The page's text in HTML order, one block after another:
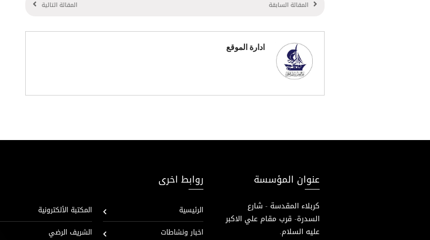
المقالة السابقة المقالة التالية
ادارة الموقع
عنوان المؤسسة
كربلاء المقدسة - شارع
السدرة- قرب مقام علي الاكبر
عليه السلام.
روابط اخرى
الرئيسية
اخبار ونشاطات
المكتبة الألكترونية
الشريف الرضي